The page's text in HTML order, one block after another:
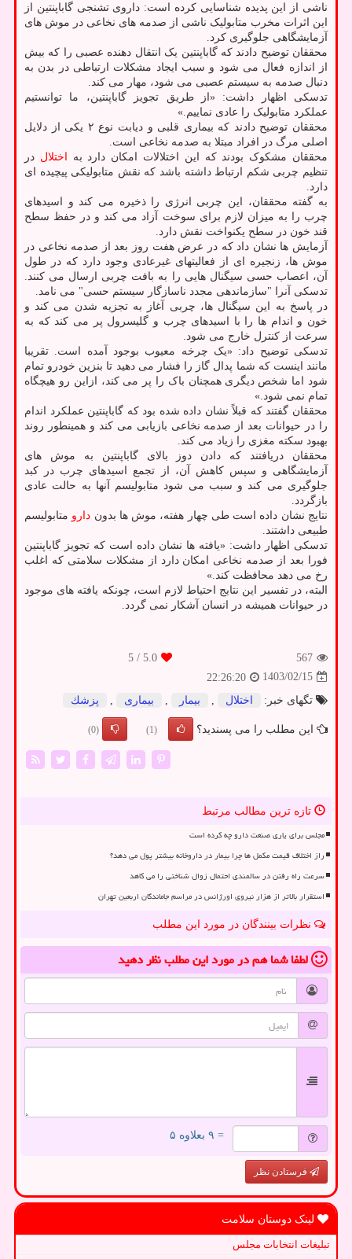
ناشی از این پدیده شناسایی کرده است: داروی تشنجی گاباپنتین از
این اثرات مخرب متابولیک ناشی از صدمه های نخاعی در موش های
آزمایشگاهی جلوگیری کرد.
محققان توضیح دادند که گاباپنتین یک انتقال دهنده عصبی را که بیش
از اندازه فعال می شود و سبب ایجاد مشکلات ارتباطی در بدن به
دنبال صدمه به سیستم عصبی می شود، مهار می کند.
تدسکی اظهار داشت: «از طریق تجویز گاباپنتین، ما توانستیم
عملکرد متابولیک را عادی نماییم.»
محققان توضیح دادند که بیماری قلبی و دیابت نوع ۲ یکی از دلایل
اصلی مرگ در افراد مبتلا به صدمه نخاعی است.
محققان مشکوک بودند که این اختلالات امکان دارد به
اختلال در
تنظیم چربی شکم ارتباط داشته باشد که نقش متابولیکی پیچیده ای
دارد.
به گفته محققان، این چربی انرژی را ذخیره می کند و اسیدهای
چرب را به میزان لازم برای سوخت آزاد می کند و در حفظ سطح
قند خون در سطح یکنواخت نقش دارد.
آزمایش ها نشان داد که در عرض هفت روز بعد از صدمه نخاعی در
موش ها، زنجیره ای از فعالیتهای غیرعادی وجود دارد که در طول
آن، اعصاب حسی سیگنال هایی را به بافت چربی ارسال می کنند.
تدسکی آنرا "سازماندهی مجدد ناسازگار سیستم حسی" می نامد.
در پاسخ به این سیگنال ها، چربی آغاز به تجزیه شدن می کند و
خون و اندام ها را با اسیدهای چرب و گلیسرول پر می کند که به
سرعت از کنترل خارج می شود.
تدسکی توضیح داد: «یک چرخه معیوب بوجود آمده است. تقریبا
مانند اینست که شما پدال گاز را فشار می دهید تا بنزین خودرو تمام
شود اما شخص دیگری همچنان باک را پر می کند، ازاین رو هیچگاه
تمام نمی شود.»
محققان گفتند که قبلاً نشان داده شده بود که گاباپنتین عملکرد اندام
را در حیوانات بعد از صدمه نخاعی بازیابی می کند و همینطور روند
بهبود سکته مغزی را زیاد می کند.
محققان دریافتند که دادن دوز بالای گاباپنتین به موش های
آزمایشگاهی و سپس کاهش آن، از تجمع اسیدهای چرب در کبد
جلوگیری می کند و سبب می شود متابولیسم آنها به حالت عادی
بازگردد.
نتایج نشان داده است طی چهار هفته، موش ها بدون دارو متابولیسم
طبیعی داشتند.
تدسکی اظهار داشت: «یافته ها نشان داده است که تجویز گاباپنتین
فورا بعد از صدمه نخاعی امکان دارد از مشکلات سلامتی که اغلب
رخ می دهد محافظت کند.»
البته، در تفسیر این نتایج احتیاط لازم است، چونکه یافته های موجود
در حیوانات همیشه در انسان آشکار نمی گردد.
567
5.0
/ 5
1403/02/15
22:26:20
تگهای خبر:
اختلال , بیمار , بیماری , پزشك
این مطلب را می پسندید؟ (1)
(0)
تازه ترین مطالب مرتبط
مجلس برای یاری صنعت دارو چه کرده است
راز اختلاف قیمت مکمل ها چرا بیمار در داروخانه بیشتر پول می دهد؟
سرعت راه رفتن در سالمندی احتمال زوال شناختی را می کاهد
استقرار بالاتر از هزار نیروی اورژانس در مراسم جاماندگان اربعین تهران
نظرات بینندگان در مورد این مطلب
لطفا شما همدر مورد این مطلبنظر دهید
= ۹ بعلاوه ۵
فرستادن نظر
لینک دوستان سلامت
تبلیغات انتخابات مجلس